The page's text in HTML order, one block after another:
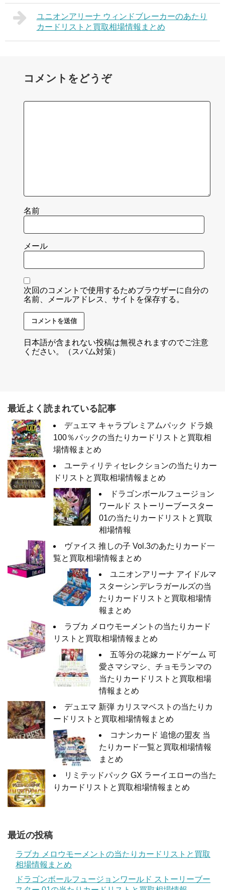
ユニオンアリーナ ウィンドブレーカーのあたり
カードリストと買取相場情報まとめ
コメントをどうぞ
名前
メール
次回のコメントで使用するためブラウザーに自分の
名前、メールアドレス、サイトを保存する。
日本語が含まれない投稿は無視されますのでご注意
ください。（スパム対策）
最近よく読まれている記事
デュエマ キャラプレミアムパック ドラ娘
100％パックの当たりカードリストと買取相
場情報まとめ
ユーティリティセレクションの当たりカー
ドリストと買取相場情報まとめ
ドラゴンボールフュージョン
ワールド ストーリーブースター
01の当たりカードリストと買取
相場情報
ヴァイス 推しの子 Vol.3のあたりカード一
覧と買取相場情報まとめ
ユニオンアリーナ アイドルマ
スターシンデレラガールズの当
たりカードリストと買取相場情
報まとめ
ラブカ メロウモーメントの当たりカード
リストと買取相場情報まとめ
五等分の花嫁カードゲーム 可
愛さマシマシ、チョモランマの
当たりカードリストと買取相場
情報まとめ
デュエマ 新弾 カリスマベストの当たりカ
ードリストと買取相場情報まとめ
コナンカード 追憶の盟友 当
たりカード一覧と買取相場情報
まとめ
リミテッドパック GX ラーイエローの当た
りカードリストと買取相場情報まとめ
最近の投稿
ラブカ メロウモーメントの当たりカードリストと買取
相場情報まとめ
ドラゴンボールフュージョンワールド ストーリーブー